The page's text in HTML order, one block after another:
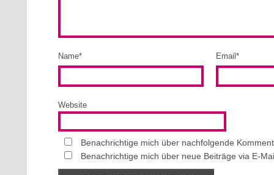
Name* Email *
Website
Benachrichtige mich über nachfolgende
Benachrichtige mich über neue Beiträge via E-